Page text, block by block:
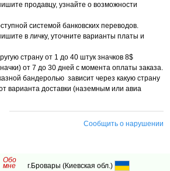
продавцу, узнайте о возможности
системой банковских переводов.
в личку, уточните варианты платы и
страну от 1 до 40 штук значков 8$
от 7 до 30 дней с момента оплаты заказа.
бандеролью зависит через какую страну
варианта доставки (наземным или авиа
Сообщить о нарушении
Обо
мне г.Бровары (Киевская обл.)